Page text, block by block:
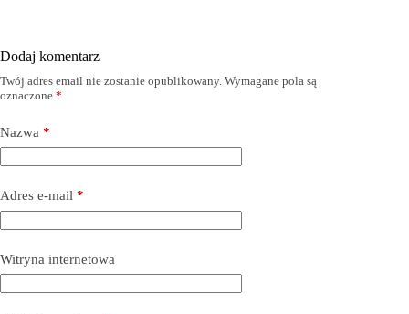
Dodaj komentarz
Twój adres email nie zostanie opublikowany. Wymagane pola są
oznaczone *
Nazwa *
Adres e-mail *
Witryna internetowa